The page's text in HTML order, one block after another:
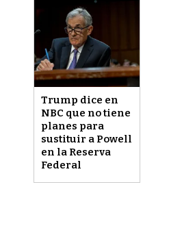
Trump dice en
NBC que no tiene
planes para
sustituir a Powell
en la Reserva
Federal